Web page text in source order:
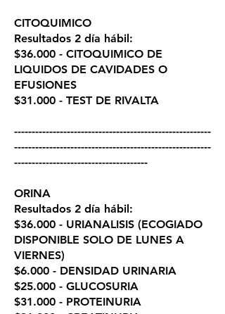
CITOQUIMICO
Resultados 2 día hábil:
$36.000 - CITOQUIMICO DE
LIQUIDOS DE CAVIDADES O
EFUSIONES
$31.000 - TEST DE RIVALTA
--------------------------------------------------------
--------------------------------------------------------
--------------------------------------
ORINA
Resultados 2 día hábil:
$36.000 - URIANALISIS (ECOGIADO
DISPONIBLE SOLO DE LUNES A
VIERNES)
$6.000 - DENSIDAD URINARIA
$25.000 - GLUCOSURIA
$31.000 - PROTEINURIA